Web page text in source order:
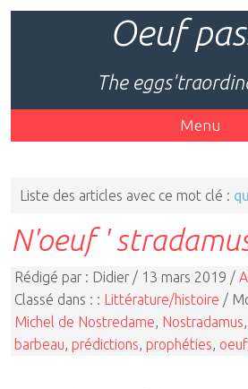
Oeuf
The
Menu
Liste des articles avec ce mot clé :
N'oeuf '
Rédigé par : Didier / 13 mars 2019 /
Classé dans : : Littérature/histoire /
Michel de Nostredame Nostradamus
barbeau prédictions prophéties